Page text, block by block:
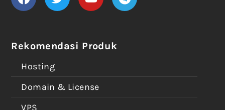
Rekomendasi Produk
Hosting
Domain & License
VPS